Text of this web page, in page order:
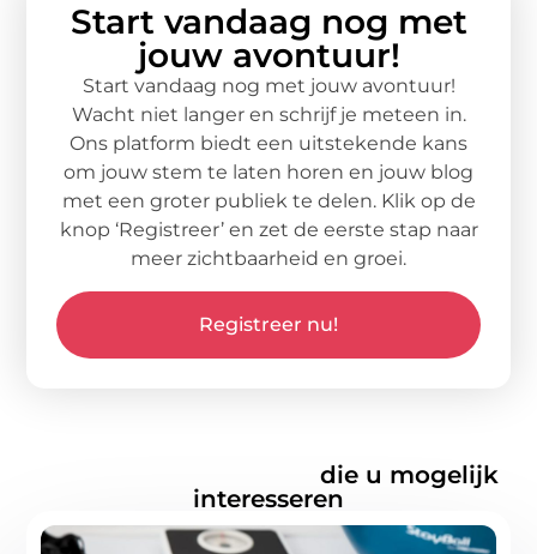
Start vandaag nog met
jouw avontuur!
Start vandaag nog met jouw avontuur!
Wacht niet langer en schrijf je meteen in.
Ons platform biedt een uitstekende kans
om jouw stem te laten horen en jouw blog
met een groter publiek te delen. Klik op de
knop ‘Registreer’ en zet de eerste stap naar
meer zichtbaarheid en groei.
Registreer nu!
die u mogelijk
interesseren